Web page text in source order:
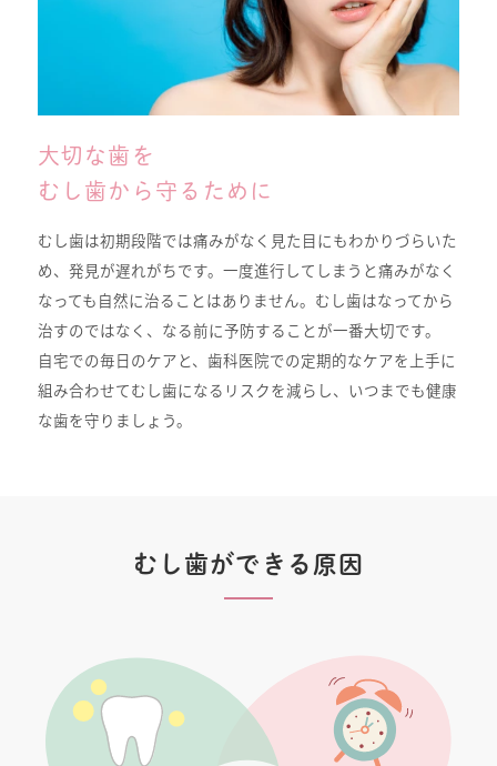
大切な歯を
むし歯から守るために
むし歯は初期段階では痛みがなく見た目にもわかりづらいた
め、発見が遅れがちです。一度進行してしまうと痛みがなく
なっても自然に治ることはありません。むし歯はなってから
治すのではなく、なる前に予防することが一番大切です。
自宅での毎日のケアと、歯科医院での定期的なケアを上手に
組み合わせてむし歯になるリスクを減らし、いつまでも健康
な歯を守りましょう。
むし歯ができる原因